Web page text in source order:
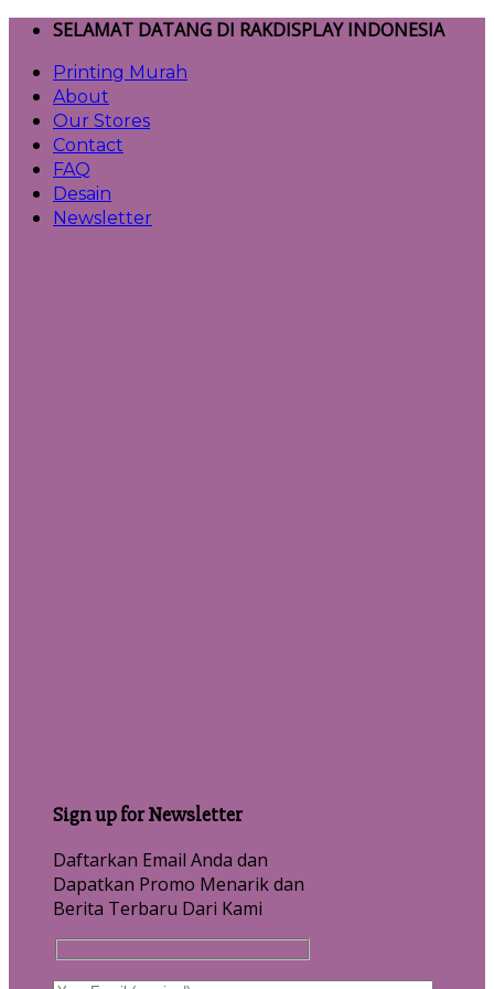
Skip
content
SELAMAT DATANG DI RAKDISPLAY INDONESIA
Printing Murah
About
Our Stores
Contact
FAQ
Desain
Newsletter
Sign up for Newsletter
Daftarkan Email Anda dan
Dapatkan Promo Menarik dan
Berita Terbaru Dari Kami